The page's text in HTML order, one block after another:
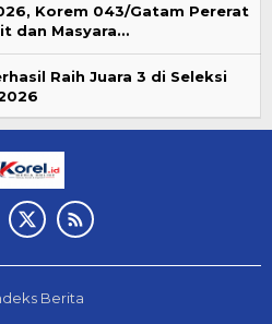
Korem 043/Gatam Pererat
dan Masyara…
Raih Juara 3 di Seleksi
Berita